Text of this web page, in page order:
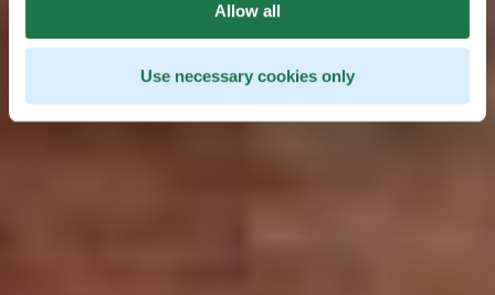
Allow all
Use necessary cookies only